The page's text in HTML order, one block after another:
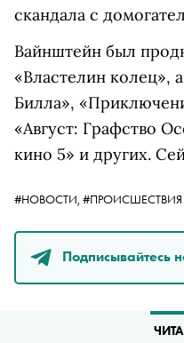
скандала с
Вайнштейн был
«Властелин колец»,
Билла»,
«Август: Графство
кино 5» и других.
#НОВОСТИ, #ПРОИСШЕСТВИЯ
Подписывайтесь